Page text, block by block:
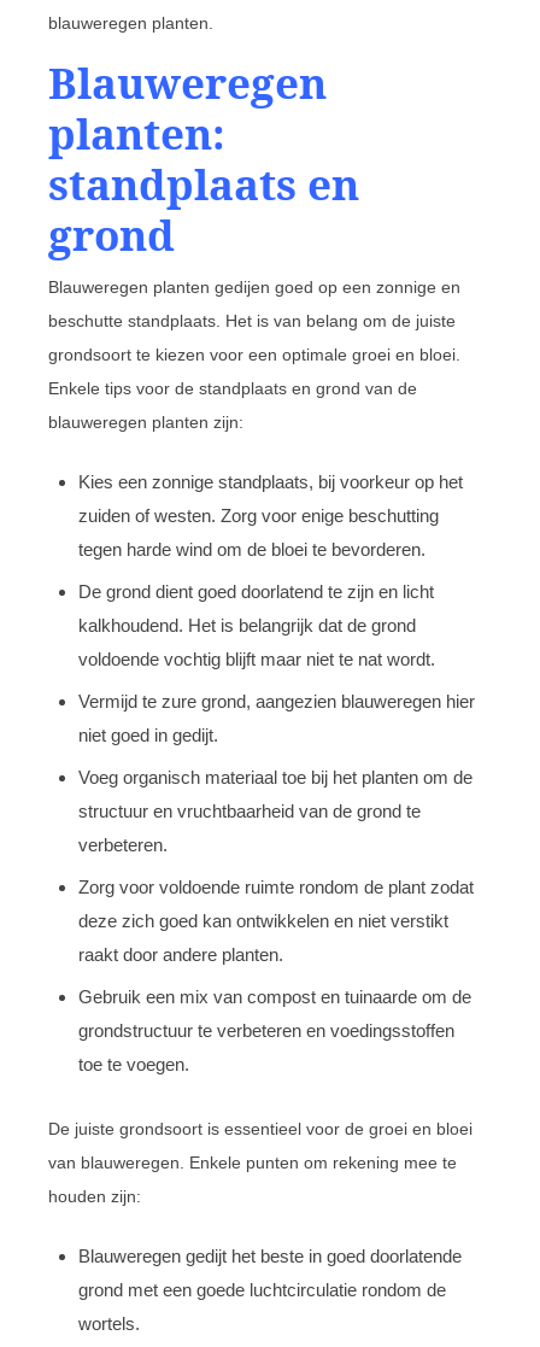
blauweregen planten.
Blauweregen
planten:
standplaats en
grond
Blauweregen planten gedijen goed op een zonnige en
beschutte standplaats. Het is van belang om de juiste
grondsoort te kiezen voor een optimale groei en bloei.
Enkele tips voor de standplaats en grond van de
blauweregen planten zijn:
Kies een zonnige standplaats, bij voorkeur op het
zuiden of westen. Zorg voor enige beschutting
tegen harde wind om de bloei te bevorderen.
De grond dient goed doorlatend te zijn en licht
kalkhoudend. Het is belangrijk dat de grond
voldoende vochtig blijft maar niet te nat wordt.
Vermijd te zure grond, aangezien blauweregen hier
niet goed in gedijt.
Voeg organisch materiaal toe bij het planten om de
structuur en vruchtbaarheid van de grond te
verbeteren.
Zorg voor voldoende ruimte rondom de plant zodat
deze zich goed kan ontwikkelen en niet verstikt
raakt door andere planten.
Gebruik een mix van compost en tuinaarde om de
grondstructuur te verbeteren en voedingsstoffen
toe te voegen.
De juiste grondsoort is essentieel voor de groei en bloei
van blauweregen. Enkele punten om rekening mee te
houden zijn:
Blauweregen gedijt het beste in goed doorlatende
grond met een goede luchtcirculatie rondom de
wortels.